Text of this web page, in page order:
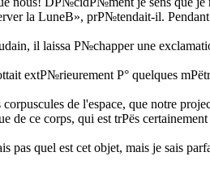
la LuneВ», prР№tendait-il.
il laissa Р№chapper une
extР№rieurement Р° quelques
de l'espace, que notre
ce corps, qui est trРёs
quel est cet objet, mais je sais